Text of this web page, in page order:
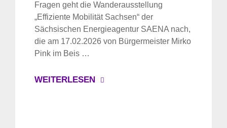
Fragen geht die Wanderausstellung
„Effiziente Mobilität Sachsen“ der
Sächsischen Energieagentur SAENA nach,
die am 17.02.2026 von Bürgermeister Mirko
Pink im Beis …
WEITERLESEN